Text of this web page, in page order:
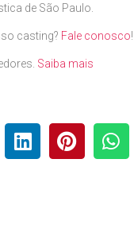
de São Paulo.
casting? Fale conosco!
Saiba mais